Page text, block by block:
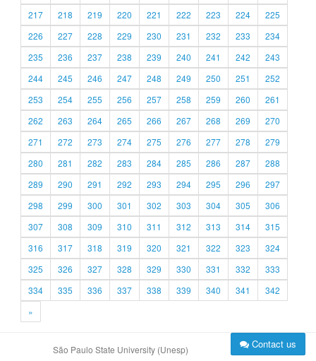
217
218 219 220 221 222 223 224
225
226
227 228 229 230 231 232 233
234
235
236 237 238 239 240 241 242
243
244
245 246 247 248 249 250 251
252
253
254 255 256 257 258 259 260
261
262
263 264 265 266 267 268 269
270
271
272 273 274 275 276 277 278
279
280
281 282 283 284 285 286 287
288
289
290 291 292 293 294 295 296
297
298
299 300 301 302 303 304 305
306
307
308 309 310 311 312 313 314
315
316
317 318 319 320 321 322 323
324
325
326 327 328 329 330 331 332
333
334
335 336 337 338 339 340 341
342
»
São Paulo State University (Unesp) Contact us